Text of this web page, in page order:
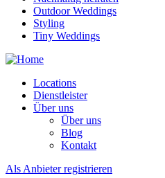
Outdoor Weddings
Styling
Tiny Weddings
Locations
Dienstleister
Über uns
Über uns
Blog
Kontakt
Als Anbieter registrieren